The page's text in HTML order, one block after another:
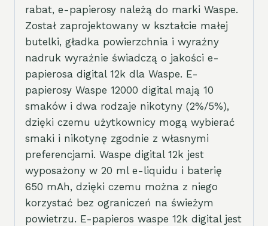
rabat, e-papierosy należą do marki Waspe.
Został zaprojektowany w kształcie małej
butelki, gładka powierzchnia i wyraźny
nadruk wyraźnie świadczą o jakości e-
papierosa digital 12k dla Waspe. E-
papierosy Waspe 12000 digital mają 10
smaków i dwa rodzaje nikotyny (2%/5%),
dzięki czemu użytkownicy mogą wybierać
smaki i nikotynę zgodnie z własnymi
preferencjami. Waspe digital 12k jest
wyposażony w 20 ml e-liquidu i baterię
650 mAh, dzięki czemu można z niego
korzystać bez ograniczeń na świeżym
powietrzu. E-papieros waspe 12k digital jest